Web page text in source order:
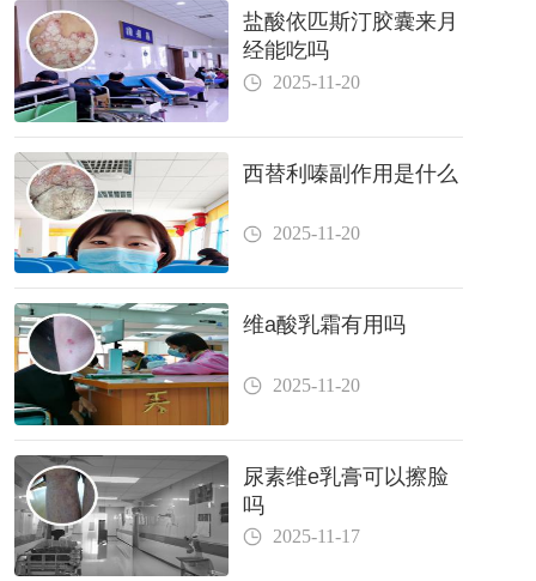
盐酸依匹斯汀胶囊来月
经能吃吗
2025-11-20
西替利嗪副作用是什么
2025-11-20
维a酸乳霜有用吗
2025-11-20
尿素维e乳膏可以擦脸
吗
2025-11-17